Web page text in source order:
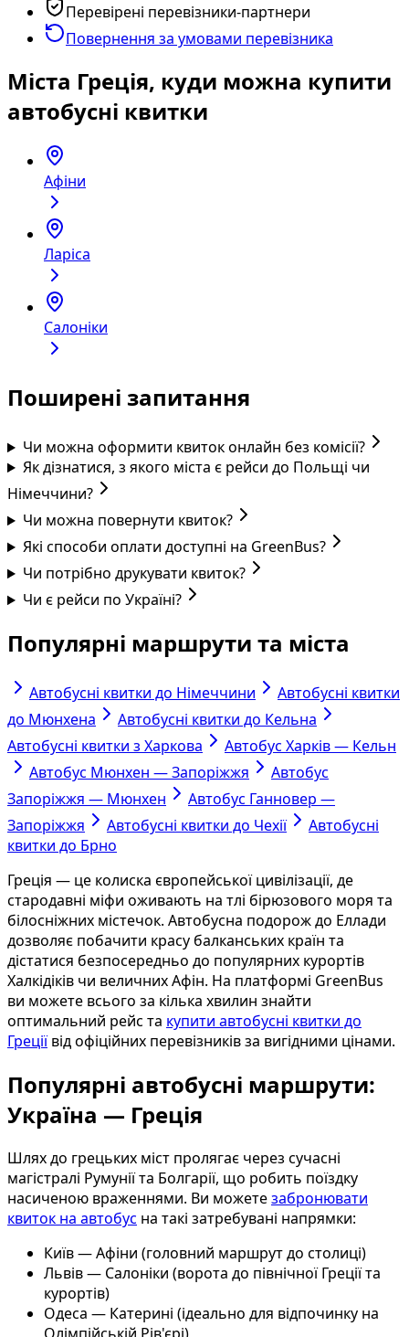
Перевірені перевізники-партнери
Повернення за умовами перевізника
Міста Греція, куди можна купити
автобусні квитки
Афіни
Ларіса
Салоніки
Поширені запитання
Чи можна оформити квиток онлайн без комісії?
Як дізнатися, з якого міста є рейси до Польщі чи
Німеччини?
Чи можна повернути квиток?
Які способи оплати доступні на GreenBus?
Чи потрібно друкувати квиток?
Чи є рейси по Україні?
Популярні маршрути та міста
Автобусні квитки до Німеччини
Автобусні квитки
до Мюнхена
Автобусні квитки до Кельна
Автобусні квитки з Харкова
Автобус Харків — Кельн
Автобус Мюнхен — Запоріжжя
Автобус
Запоріжжя — Мюнхен
Автобус Ганновер —
Запоріжжя
Автобусні квитки до Чехії
Автобусні
квитки до Брно
Греція — це колиска європейської цивілізації, де
стародавні міфи оживають на тлі бірюзового моря та
білосніжних містечок. Автобусна подорож до Еллади
дозволяє побачити красу балканських країн та
дістатися безпосередньо до популярних курортів
Халкідіків чи величних Афін. На платформі GreenBus
ви можете всього за кілька хвилин знайти
оптимальний рейс та купити автобусні квитки до
Греціївід офіційних перевізників за вигідними цінами.
Популярні автобусні маршрути:
Україна — Греція
Шлях до грецьких міст пролягає через сучасні
магістралі Румунії та Болгарії, що робить поїздку
насиченою враженнями. Ви можетезабронювати
квиток на автобус на такі затребувані напрямки:
Київ — Афіни (головний маршрут до столиці)
Львів — Салоніки (ворота до північної Греції та
курортів)
Одеса — Катерині (ідеально для відпочинку на